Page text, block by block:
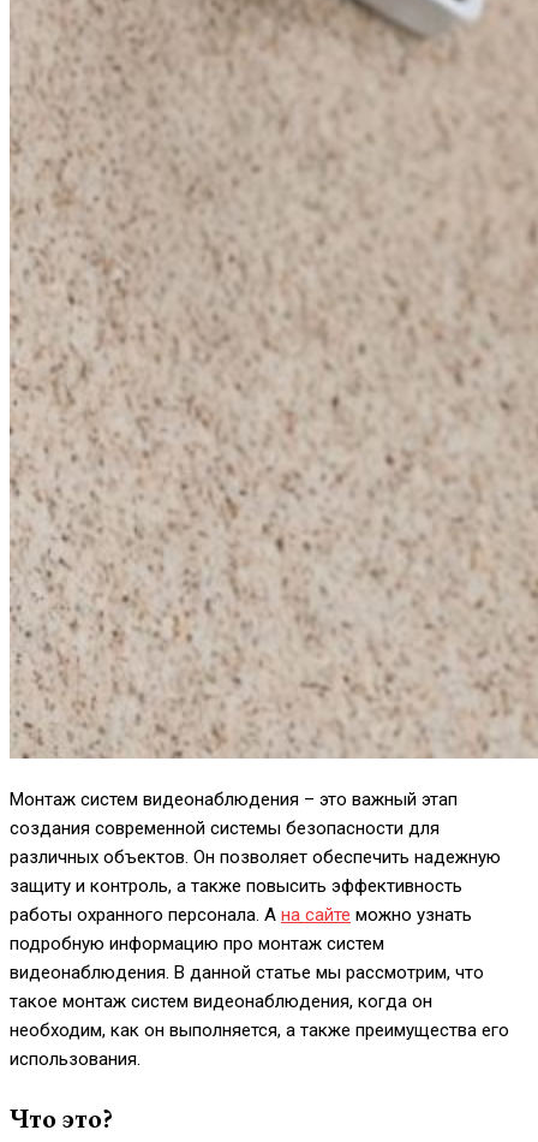
Монтаж систем видеонаблюдения – это важный этап
создания современной системы безопасности для
различных объектов. Он позволяет обеспечить надежную
защиту и контроль, а также повысить эффективность
работы охранного персонала. А на сайте можно узнать
подробную информацию про монтаж систем
видеонаблюдения. В данной статье мы рассмотрим, что
такое монтаж систем видеонаблюдения, когда он
необходим, как он выполняется, а также преимущества его
использования.
Что это?